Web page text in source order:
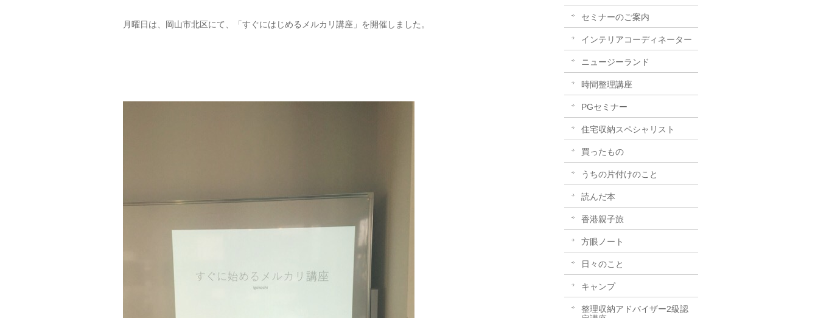
月曜日は、岡山市北区にて、「すぐにはじめるメルカリ講座」を開催しました。
セミナーのご案内
インテリアコーディネーター
ニュージーランド
時間整理講座
PGセミナー
住宅収納スペシャリスト
買ったもの
うちの片付けのこと
読んだ本
香港親子旅
方眼ノート
日々のこと
キャンプ
整理収納アドバイザー2級認